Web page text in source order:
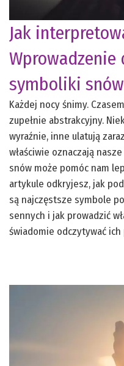
Jak
Wprowadzenie
symboliki snów
Każdej nocy śnimy.
zupełnie abstrakcyjny.
wyraźnie, inne ulatują
właściwie oznaczają
snów może pomóc nam
artykule odkryjesz, jak
są najczęstsze symbole
sennych i jak prowadzić
świadomie odczytywać ich